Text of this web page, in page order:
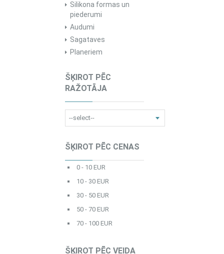
Silikona formas un
piederumi
Audumi
Sagataves
Planeriem
ŠĶIROT PĒC
RAŽOTĀJA
ŠĶIROT PĒC CENAS
0 - 10 EUR
10 - 30 EUR
30 - 50 EUR
50 - 70 EUR
70 - 100 EUR
ŠĶIROT PĒC VEIDA